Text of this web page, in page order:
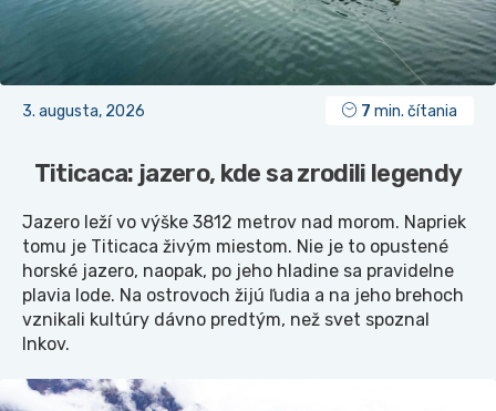
3. augusta, 2026 7 min. čítania
Titicaca: jazero, kde sa zrodili legendy
Jazero leží vo výške 3812 metrov nad morom. Napriek
tomu je Titicaca živým miestom. Nie je to opustené
horské jazero, naopak, po jeho hladine sa pravidelne
plavia lode. Na ostrovoch žijú ľudia a na jeho brehoch
vznikali kultúry dávno predtým, než svet spoznal
Inkov.